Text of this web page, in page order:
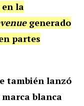
en la
generado
partes
también lanzó
blanca